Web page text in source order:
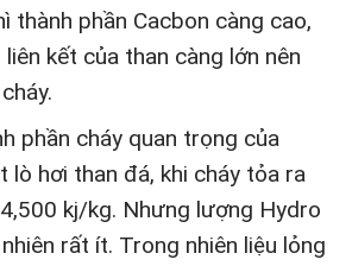
thành phần Cacbon càng cao,
kết của than càng lớn nên
phần cháy quan trọng của
lò hơi than đá, khi cháy tỏa ra
kj/kg. Nhưng lượng Hydro
rất ít. Trong nhiên liệu lỏng